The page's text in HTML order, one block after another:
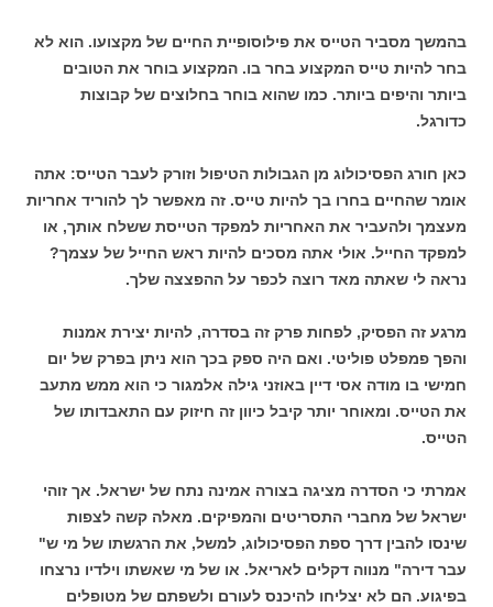
בהמשך מסביר הטייס את פילוסופיית החיים של מקצועו. הוא לא
בחר להיות טייס המקצוע בחר בו. המקצוע בוחר את הטובים
ביותר והיפים ביותר. כמו שהוא בוחר בחלוצים של קבוצות
כדורגל.
כאן חורג הפסיכולוג מן הגבולות הטיפול וזורק לעבר הטייס: אתה
אומר שהחיים בחרו בך להיות טייס. זה מאפשר לך להוריד אחריות
מעצמך ולהעביר את האחריות למפקד הטייסת ששלח אותך, או
למפקד החייל. אולי אתה מסכים להיות ראש החייל של עצמך?
נראה לי שאתה מאד רוצה לכפר על ההפצצה שלך.
מרגע זה הפסיק, לפחות פרק זה בסדרה, להיות יצירת אמנות
והפך פמפלט פוליטי. ואם היה ספק בכך הוא ניתן בפרק של יום
חמישי בו מודה אסי דיין באוזני גילה אלמגור כי הוא ממש מתעב
את הטייס. ומאוחר יותר קיבל כיוון זה חיזוק עם התאבדותו של
הטייס.
אמרתי כי הסדרה מציגה בצורה אמינה נתח של ישראל. אך זוהי
ישראל של מחברי התסריטים והמפיקים. מאלה קשה לצפות
שינסו להבין דרך ספת הפסיכולוג, למשל, את הרגשתו של מי ש"
עבר דירה" מנווה דקלים לאריאל. או של מי שאשתו וילדיו נרצחו
בפיגוע. הם לא יצליחו להיכנס לעורם ולשפתם של מטופלים